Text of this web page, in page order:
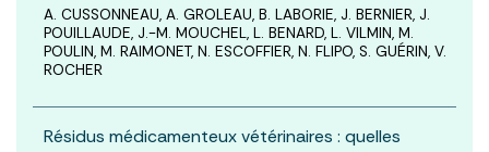
A. CUSSONNEAU, A. GROLEAU, B. LABORIE, J. BERNIER, J.
POUILLAUDE, J.-M. MOUCHEL, L. BENARD, L. VILMIN, M.
POULIN, M. RAIMONET, N. ESCOFFIER, N. FLIPO, S. GUÉRIN, V.
ROCHER
Résidus médicamenteux vétérinaires : quelles